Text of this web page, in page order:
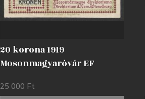
20 korona 1919
Mosonmagyaróvár EF
25 000 Ft